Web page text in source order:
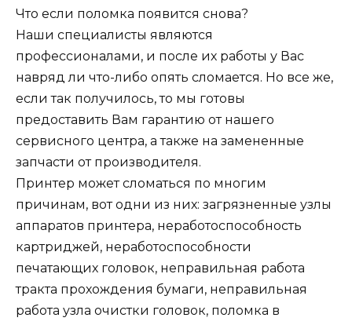
Что если поломка появится снова?
Наши специалисты являются
профессионалами, и после их работы у Вас
навряд ли что-либо опять сломается. Но все же,
если так получилось, то мы готовы
предоставить Вам гарантию от нашего
сервисного центра, а также на замененные
запчасти от производителя.
Принтер может сломаться по многим
причинам, вот одни из них: загрязненные узлы
аппаратов принтера, неработоспособность
картриджей, неработоспособности
печатающих головок, неправильная работа
тракта прохождения бумаги, неправильная
работа узла очистки головок, поломка в